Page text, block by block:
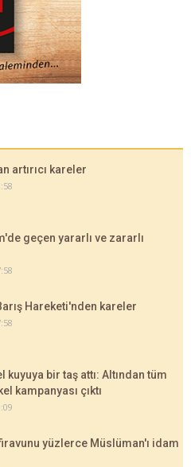
artırıcı kareler
geçen yararlı ve zararlı
Hareketi'nden kareler
kuyuya bir taş attı: Altından tüm
kampanyası çıktı
firavunu yüzlerce Müslüman'ı idam